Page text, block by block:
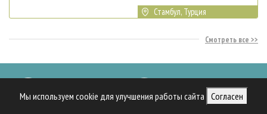
Мы используем cookie для улучшения работы сайта Согласен
Стамбул, Турция
Смотреть все
Рекламодателям